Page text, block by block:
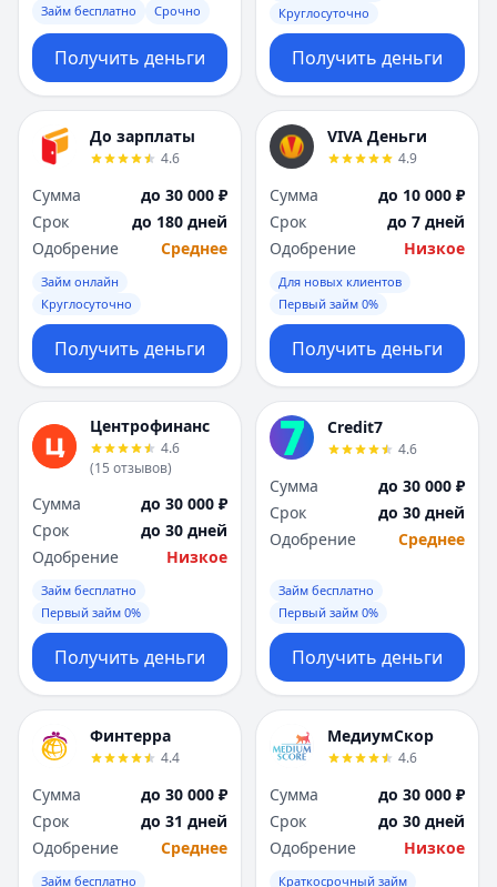
Займ бесплатно Срочно
Получить деньги
Круглосуточно
Получить деньги
До зарплаты
4.6
Сумма
до 30 000 ₽
Срок
до 180 дней
Одобрение
Среднее
Займ онлайн
Круглосуточно
Получить деньги
VIVA Деньги
4.9
Сумма
до 10 000 ₽
Срок
до 7 дней
Одобрение
Низкое
Для новых клиентов
Первый займ 0%
Получить деньги
Центрофинанс
4.6
(15 отзывов)
Сумма
до 30 000 ₽
Срок
до 30 дней
Одобрение
Низкое
Займ бесплатно
Первый займ 0%
Получить деньги
Credit7
4.6
Сумма
до 30 000 ₽
Срок
до 30 дней
Одобрение
Среднее
Займ бесплатно
Первый займ 0%
Получить деньги
Финтерра
4.4
Сумма
до 30 000 ₽
Срок
до 31 дней
Одобрение
Среднее
Займ бесплатно
МедиумСкор
4.6
Сумма
до 30 000 ₽
Срок
до 30 дней
Одобрение
Низкое
Краткосрочный займ